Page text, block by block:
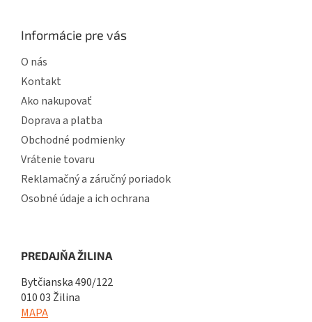
Informácie pre vás
O nás
Kontakt
Ako nakupovať
Doprava a platba
Obchodné podmienky
Vrátenie tovaru
Reklamačný a záručný poriadok
Osobné údaje a ich ochrana
PREDAJŇA ŽILINA
Bytčianska 490/122
010 03 Žilina
MAPA